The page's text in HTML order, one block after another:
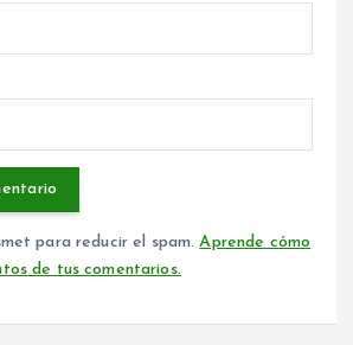
para reducir el spam.Aprende cómo
de tus comentarios.